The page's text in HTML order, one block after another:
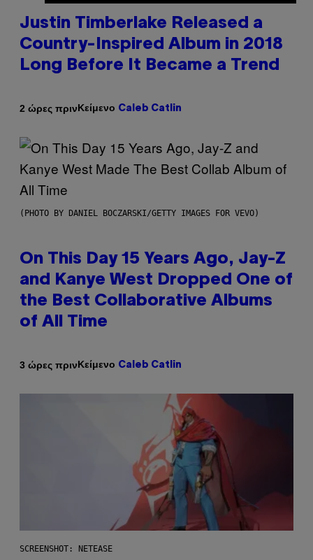
Justin Timberlake Released a
Country-Inspired Album in 2018
Long Before It Became a Trend
2 ώρες πρινΚείμενο Caleb Catlin
(PHOTO BY DANIEL BOCZARSKI/GETTY IMAGES FOR VEVO)
On This Day 15 Years Ago, Jay-Z
and Kanye West Dropped One of
the Best Collaborative Albums
of All Time
3 ώρες πρινΚείμενο Caleb Catlin
SCREENSHOT: NETEASE